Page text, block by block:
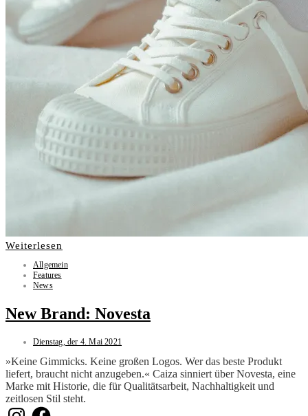
Weiterlesen
Allgemein
Features
News
New Brand: Novesta
Dienstag, der 4. Mai 2021
»Keine Gimmicks. Keine großen Logos. Wer das beste Produkt
liefert, braucht nicht anzugeben.« Caiza sinniert über Novesta, eine
Marke mit Historie, die für Qualitätsarbeit, Nachhaltigkeit und
zeitlosen Stil steht.
InstagramFacebook